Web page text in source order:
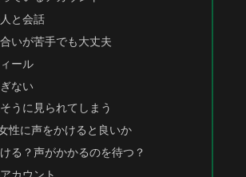
と会話
いが苦手でも大丈夫
ール
ない
うに見られてしまう
性に声をかけると良いか
る？声がかかるのを待つ？